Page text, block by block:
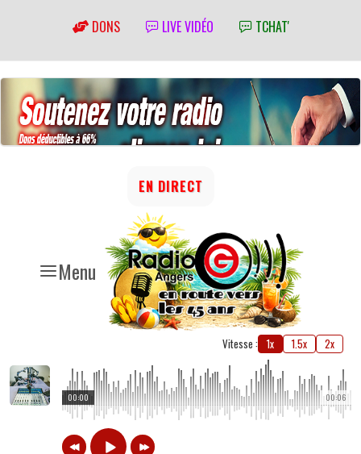
DONS LIVE VIDÉO TCHAT'
Menu
EN DIRECT
Vitesse : 1x 1.5x 2x
00:06
00:00